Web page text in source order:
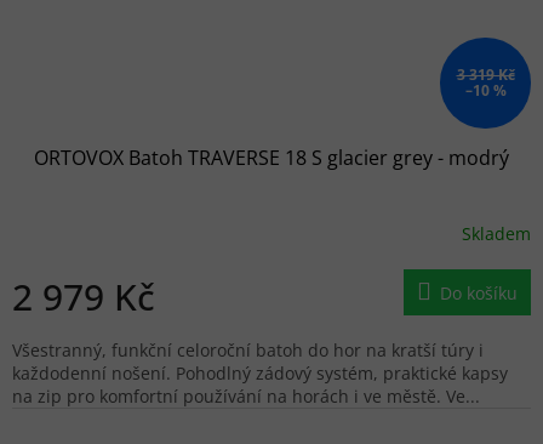
3 319 Kč
–10 %
ORTOVOX Batoh TRAVERSE 18 S glacier grey - modrý
Skladem
2 979 Kč Do košíku
Všestranný, funkční celoroční batoh do hor na kratší túry i
každodenní nošení. Pohodlný zádový systém, praktické kapsy
na zip pro komfortní používání na horách i ve městě. Ve...